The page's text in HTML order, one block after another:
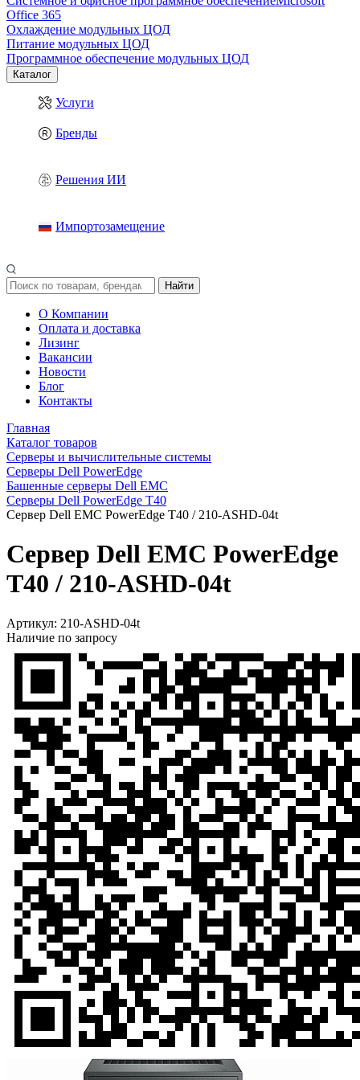
Office 365
Охлаждение модульных ЦОД
Питание модульных ЦОД
Программное обеспечение модульных ЦОД
Каталог
Услуги
Бренды
Решения ИИ
Импортозамещение
Найти
О Компании
Оплата и доставка
Лизинг
Вакансии
Новости
Блог
Контакты
Главная
Каталог товаров
Серверы и вычислительные системы
Серверы Dell PowerEdge
Башенные серверы Dell EMC
Серверы Dell PowerEdge T40
Сервер Dell EMC PowerEdge T40 / 210-ASHD-04t
Сервер Dell EMC PowerEdge
T40 / 210-ASHD-04t
Артикул: 210-ASHD-04t
Наличие по запросу